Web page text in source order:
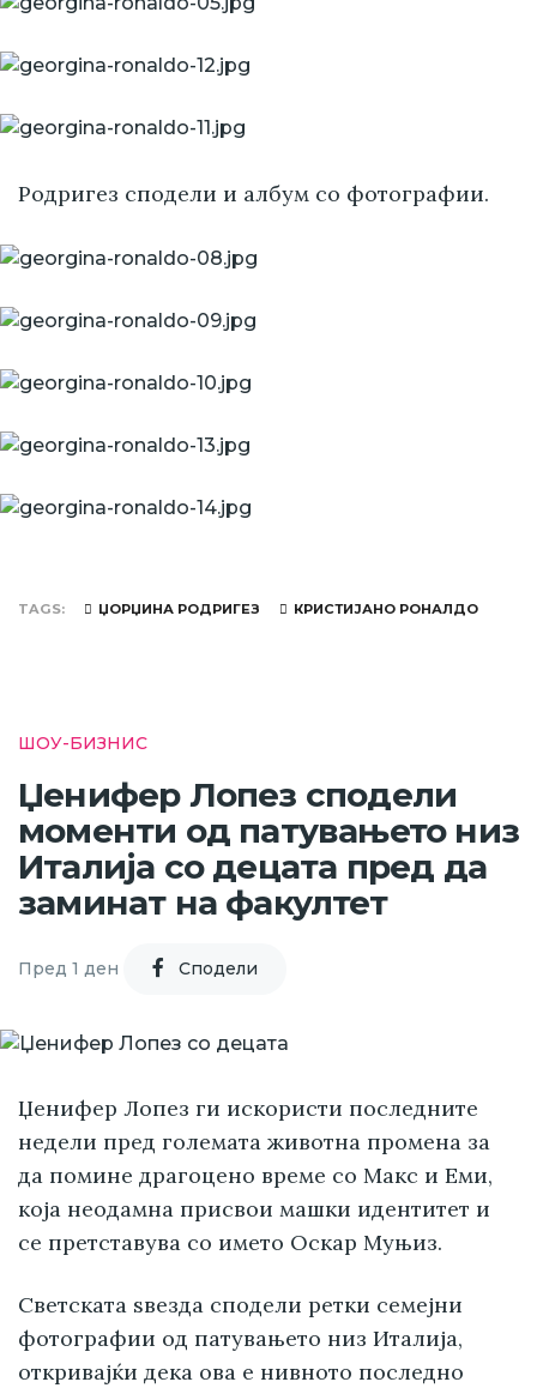
Родригез сподели и албум со фотографии.
TAGS ЏОРЏИНА РОДРИГЕЗ КРИСТИЈАНО РОНАЛДО
ШОУ-БИЗНИС
Џенифер Лопез сподели
моменти од патувањето низ
Италија со децата пред да
заминат на факултет
Пред 1 ден Cподели
Џенифер Лопез ги искористи последните
недели пред големата животна промена за
да помине драгоцено време со Макс и Еми,
која неодамна присвои машки идентитет и
се претставува со името Оскар Муњиз.
Светската ѕвезда сподели ретки семејни
фотографии од патувањето низ Италија,
откривајќи дека ова е нивното последно